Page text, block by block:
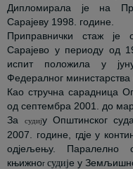
Дипломирала је на
Сарајеву 1998. године.
Приправнички стаж
Сарајево у периоду од
испит положила у
Федералног министарства
Као стручна сарадница
од септембра 2001. до
За
судију Општинског
2007. године, гдје у
одјељењу.
књижногсудије у